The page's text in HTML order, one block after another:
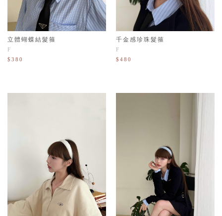
立體蝴蝶結髮箍
F
$380
千金感珍珠髮箍
F
$480